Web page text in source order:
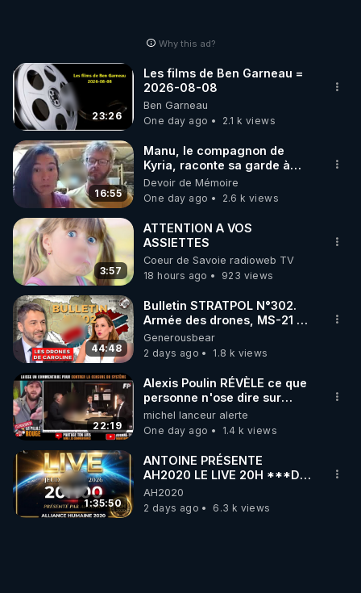
Why this ad?
23:26
Les films de Ben Garneau =
2026-08-08
Ben Garneau
One day ago
2.1 k views
16:55
Manu, le compagnon de
Kyria, raconte sa garde à
vue musclée. PARTAGEZ!
Devoir de Mémoire
One day ago
2.6 k views
3:57
ATTENTION A VOS
ASSIETTES
Coeur de Savoie radioweb TV
18 hours ago
923 views
44:48
Bulletin STRATPOL N°302.
Armée des drones, MS-21 en
série, missiles coréens.
07.08.2026.
Generousbear
2 days ago
1.8 k views
22:19
Alexis Poulin RÉVÈLE ce que
personne n'ose dire sur
l'Union européenne (C'est
explosif)
michel lanceur alerte
One day ago
1.4 k views
1:35:50
ANTOINE PRÉSENTE
AH2020 LE LIVE 20H ***DU
06/08/2026***
AH2020
2 days ago
6.3 k views